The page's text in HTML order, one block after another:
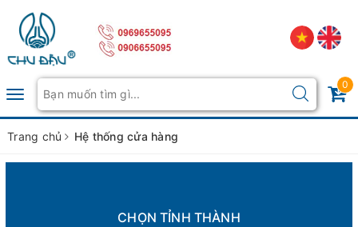
Toggle
navigation
0
Trang chủ Hệ thống cửa hàng
CHỌN TỈNH THÀNH